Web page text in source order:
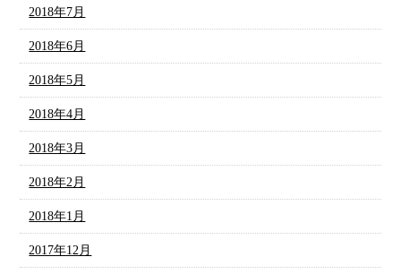
2018年7月
2018年6月
2018年5月
2018年4月
2018年3月
2018年2月
2018年1月
2017年12月